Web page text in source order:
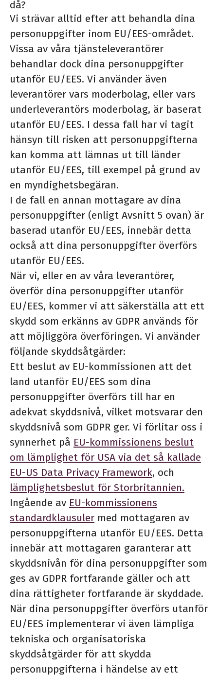
då?
Vi strävar alltid efter att behandla dina
personuppgifter inom EU/EES-området.
Vissa av våra tjänsteleverantörer
behandlar dock dina personuppgifter
utanför EU/EES. Vi använder även
leverantörer vars moderbolag, eller vars
underleverantörs moderbolag, är baserat
utanför EU/EES. I dessa fall har vi tagit
hänsyn till risken att personuppgifterna
kan komma att lämnas ut till länder
utanför EU/EES, till exempel på grund av
en myndighetsbegäran.
I de fall en annan mottagare av dina
personuppgifter (enligt Avsnitt 5 ovan) är
baserad utanför EU/EES, innebär detta
också att dina personuppgifter överförs
utanför EU/EES.
När vi, eller en av våra leverantörer,
överför dina personuppgifter utanför
EU/EES, kommer vi att säkerställa att ett
skydd som erkänns av GDPR används för
att möjliggöra överföringen. Vi använder
följande skyddsåtgärder:
Ett beslut av EU-kommissionen att det
land utanför EU/EES som dina
personuppgifter överförs till har en
adekvat skyddsnivå, vilket motsvarar den
skyddsnivå som GDPR ger. Vi förlitar oss i
synnerhet på EU-kommissionens beslut
om lämplighet för USA via det så kallade
EU-US Data Privacy Framework, och
lämplighetsbeslut för Storbritannien.
Ingående av EU-kommissionens
standardklausuler med mottagaren av
personuppgifterna utanför EU/EES. Detta
innebär att mottagaren garanterar att
skyddsnivån för dina personuppgifter som
ges av GDPR fortfarande gäller och att
dina rättigheter fortfarande är skyddade.
När dina personuppgifter överförs utanför
EU/EES implementerar vi även lämpliga
tekniska och organisatoriska
skyddsåtgärder för att skydda
personuppgifterna i händelse av ett